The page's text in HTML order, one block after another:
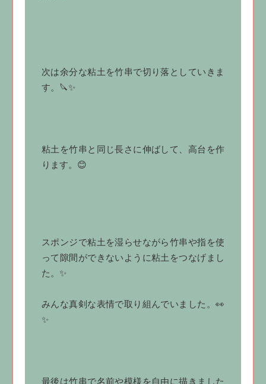
次は余分な粘土を竹串で切り落としていきま
す。🔪✨
粘土を竹串と同じ長さに伸ばして、高台を作
ります。😊
スポンジで粘土を湿らせながら竹串や指を使
って隙間ができないように粘土をつなげまし
た。✨
みんな真剣な表情で取り組んでいました。👀
✨
最後は竹串で名前や模様を自由に描きました